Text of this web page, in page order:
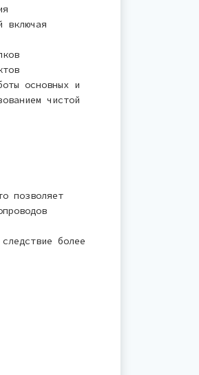
включая
основных и
чистой
позволяет
более